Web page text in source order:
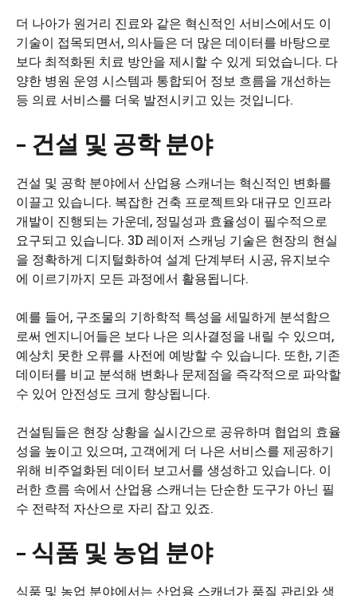
더 나아가 원거리 진료와 같은 혁신적인 서비스에서도 이
기술이 접목되면서, 의사들은 더 많은 데이터를 바탕으로
보다 최적화된 치료 방안을 제시할 수 있게 되었습니다. 다
양한 병원 운영 시스템과 통합되어 정보 흐름을 개선하는
등 의료 서비스를 더욱 발전시키고 있는 것입니다.
– 건설 및 공학 분야
건설 및 공학 분야에서 산업용 스캐너는 혁신적인 변화를
이끌고 있습니다. 복잡한 건축 프로젝트와 대규모 인프라
개발이 진행되는 가운데, 정밀성과 효율성이 필수적으로
요구되고 있습니다. 3D 레이저 스캐닝 기술은 현장의 현실
을 정확하게 디지털화하여 설계 단계부터 시공, 유지보수
에 이르기까지 모든 과정에서 활용됩니다.
예를 들어, 구조물의 기하학적 특성을 세밀하게 분석함으
로써 엔지니어들은 보다 나은 의사결정을 내릴 수 있으며,
예상치 못한 오류를 사전에 예방할 수 있습니다. 또한, 기존
데이터를 비교 분석해 변화나 문제점을 즉각적으로 파악할
수 있어 안전성도 크게 향상됩니다.
건설팀들은 현장 상황을 실시간으로 공유하며 협업의 효율
성을 높이고 있으며, 고객에게 더 나은 서비스를 제공하기
위해 비주얼화된 데이터 보고서를 생성하고 있습니다. 이
러한 흐름 속에서 산업용 스캐너는 단순한 도구가 아닌 필
수 전략적 자산으로 자리 잡고 있죠.
– 식품 및 농업 분야
식품 및 농업 분야에서는 산업용 스캐너가 품질 관리와 생